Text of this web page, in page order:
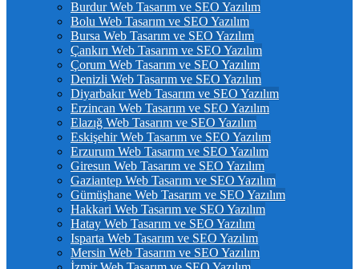
Burdur Web Tasarım ve SEO Yazılım
Bolu Web Tasarım ve SEO Yazılım
Bursa Web Tasarım ve SEO Yazılım
Çankırı Web Tasarım ve SEO Yazılım
Çorum Web Tasarım ve SEO Yazılım
Denizli Web Tasarım ve SEO Yazılım
Diyarbakır Web Tasarım ve SEO Yazılım
Erzincan Web Tasarım ve SEO Yazılım
Elazığ Web Tasarım ve SEO Yazılım
Eskişehir Web Tasarım ve SEO Yazılım
Erzurum Web Tasarım ve SEO Yazılım
Giresun Web Tasarım ve SEO Yazılım
Gaziantep Web Tasarım ve SEO Yazılım
Gümüşhane Web Tasarım ve SEO Yazılım
Hakkari Web Tasarım ve SEO Yazılım
Hatay Web Tasarım ve SEO Yazılım
Isparta Web Tasarım ve SEO Yazılım
Mersin Web Tasarım ve SEO Yazılım